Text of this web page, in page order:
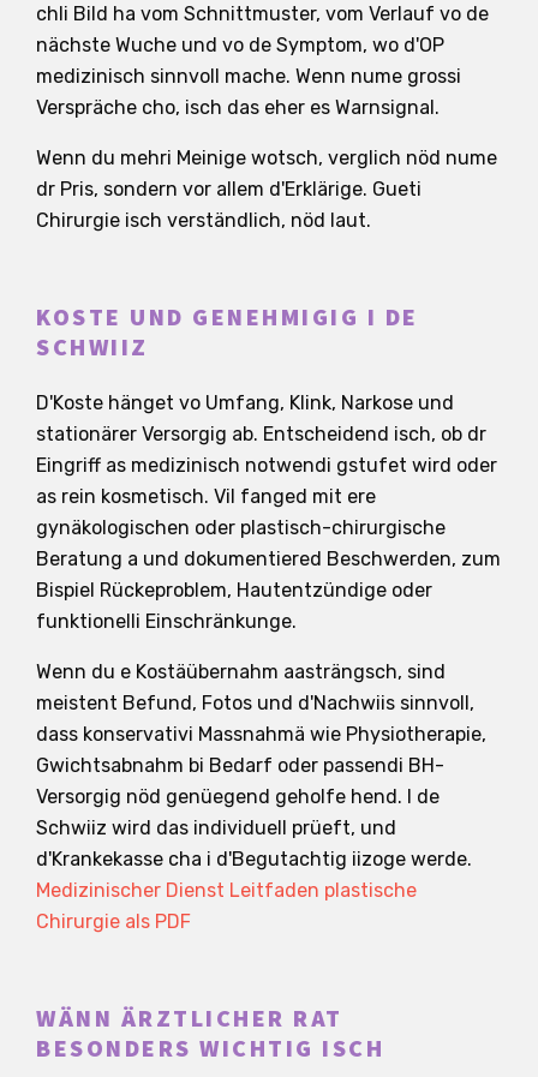
chli Bild ha vom Schnittmuster, vom Verlauf vo de
nächste Wuche und vo de Symptom, wo d'OP
medizinisch sinnvoll mache. Wenn nume grossi
Verspräche cho, isch das eher es Warnsignal.
Wenn du mehri Meinige wotsch, verglich nöd nume
dr Pris, sondern vor allem d'Erklärige. Gueti
Chirurgie isch verständlich, nöd laut.
KOSTE UND GENEHMIGIG I DE
SCHWIIZ
D'Koste hänget vo Umfang, Klink, Narkose und
stationärer Versorgig ab. Entscheidend isch, ob dr
Eingriff as medizinisch notwendi gstufet wird oder
as rein kosmetisch. Vil fanged mit ere
gynäkologischen oder plastisch-chirurgische
Beratung a und dokumentiered Beschwerden, zum
Bispiel Rückeproblem, Hautentzündige oder
funktionelli Einschränkunge.
Wenn du e Kostäübernahm aasträngsch, sind
meistent Befund, Fotos und d'Nachwiis sinnvoll,
dass konservativi Massnahmä wie Physiotherapie,
Gwichtsabnahm bi Bedarf oder passendi BH-
Versorgig nöd genüegend geholfe hend. I de
Schwiiz wird das individuell prüeft, und
d'Krankekasse cha i d'Begutachtig iizoge werde.
Medizinischer Dienst Leitfaden plastische
Chirurgie als PDF
WÄNN ÄRZTLICHER RAT
BESONDERS WICHTIG ISCH